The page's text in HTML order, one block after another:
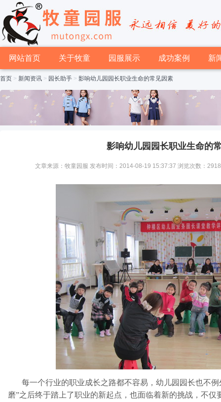
网站首页 关于牧童 园服展示 成功案例 新
首页 > 新闻资讯 > 园长助手 > 影响幼儿园园长职业生命的常见因素
影响幼儿园园长职业生命的
文章来源：牧童园服 发布时间：2014-08-19 15:37:37 浏览次数：2918
每一个行业的职业成长之路都不容易，幼儿园园长也不
磨”之后终于踏上了职业的新起点，也面临着新的挑战，不